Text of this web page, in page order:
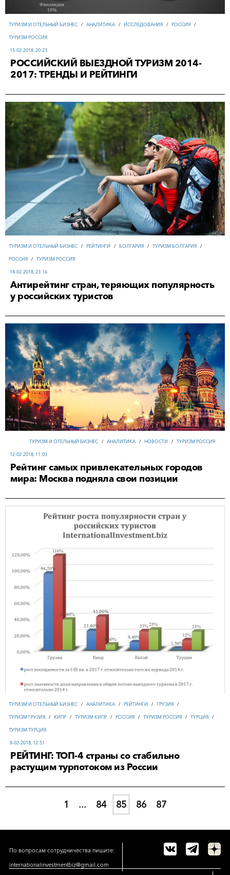
ТУРИЗМ И ОТЕЛЬНЫЙ БИЗНЕС / АНАЛИТИКА / ИССЛЕДОВАНИЯ / РОССИЯ /
ТУРИЗМ РОССИЯ
15-02-2018, 20:23
РОССИЙСКИЙ ВЫЕЗДНОЙ ТУРИЗМ 2014-
2017: ТРЕНДЫ И РЕЙТИНГИ
ТУРИЗМ И ОТЕЛЬНЫЙ БИЗНЕС / РЕЙТИНГИ / БОЛГАРИЯ / ТУРИЗМ БОЛГАРИЯ /
РОССИЯ / ТУРИЗМ РОССИЯ
14-02-2018, 23:16
Антирейтинг стран, теряющих популярность
у российских туристов
ТУРИЗМ И ОТЕЛЬНЫЙ БИЗНЕС / АНАЛИТИКА / НОВОСТИ / ТУРИЗМ РОССИЯ
12-02-2018, 11:03
Рейтинг самых привлекательных городов
мира: Москва подняла свои позиции
ТУРИЗМ И ОТЕЛЬНЫЙ БИЗНЕС / АНАЛИТИКА / РЕЙТИНГИ / ГРУЗИЯ /
ТУРИЗМ ГРУЗИЯ / КИПР / ТУРИЗМ КИПР / РОССИЯ / ТУРИЗМ РОССИЯ / ТУРЦИЯ /
ТУРИЗМ ТУРЦИЯ
8-02-2018, 12:51
РЕЙТИНГ: ТОП-4 страны со стабильно
растущим турпотоком из России
1 ... 84 85 86 87
По вопросам сотрудничества пишите:
internationalinvestmentbiz@gmail.com